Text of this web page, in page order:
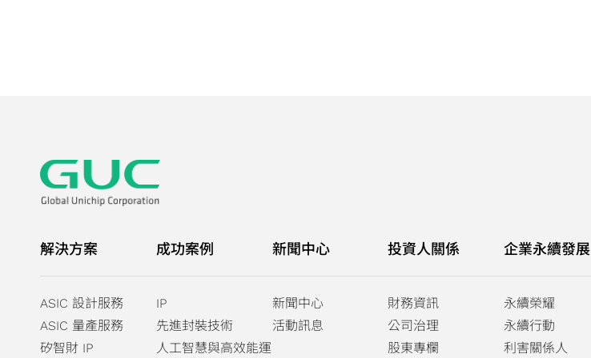
解決方案
ASIC 設計服務
ASIC 量產服務
矽智財 IP
成功案例
IP
先進封裝技術
人工智慧與高效能運
新聞中心
新聞中心
活動訊息
投資人關係
財務資訊
公司治理
股東專欄
企業永續發展
永續榮耀
永續行動
利害關係人